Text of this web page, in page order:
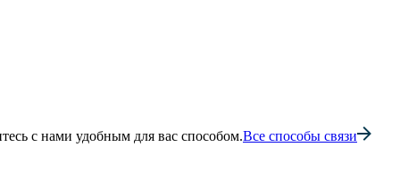
с нами удобным для вас способом.Все способы связи